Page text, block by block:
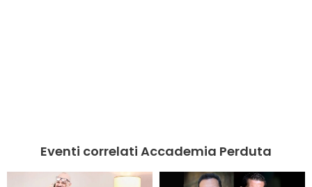
Eventi correlati Accademia Perduta